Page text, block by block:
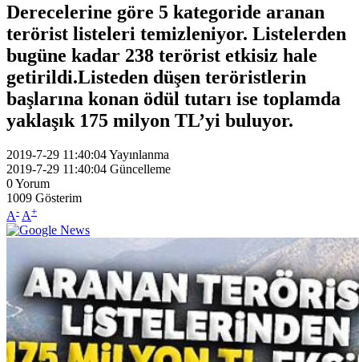
Derecelerine göre 5 kategoride aranan
terörist listeleri temizleniyor. Listelerden
bugüne kadar 238 terörist etkisiz hale
getirildi.Listeden düşen teröristlerin
başlarına konan ödül tutarı ise toplamda
yaklaşık 175 milyon TL’yi buluyor.
2019-7-29 11:40:04Yayınlanma
2019-7-29 11:40:04 Güncelleme
0Yorum
1009 Gösterim
A- A+